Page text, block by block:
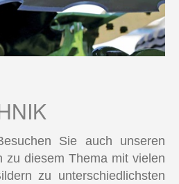
Sie auch unseren
zu diesem Thema mit vielen
zu unterschiedlichsten